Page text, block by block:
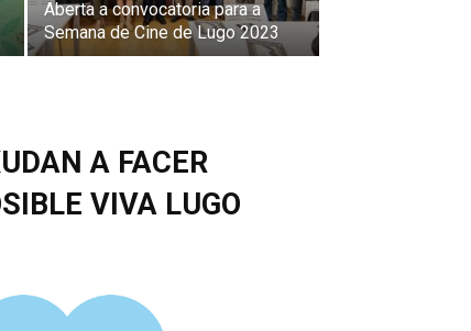
Aberta a convocatoria para a
Semana de Cine de Lugo 2023
A FACER
VIVA LUGO